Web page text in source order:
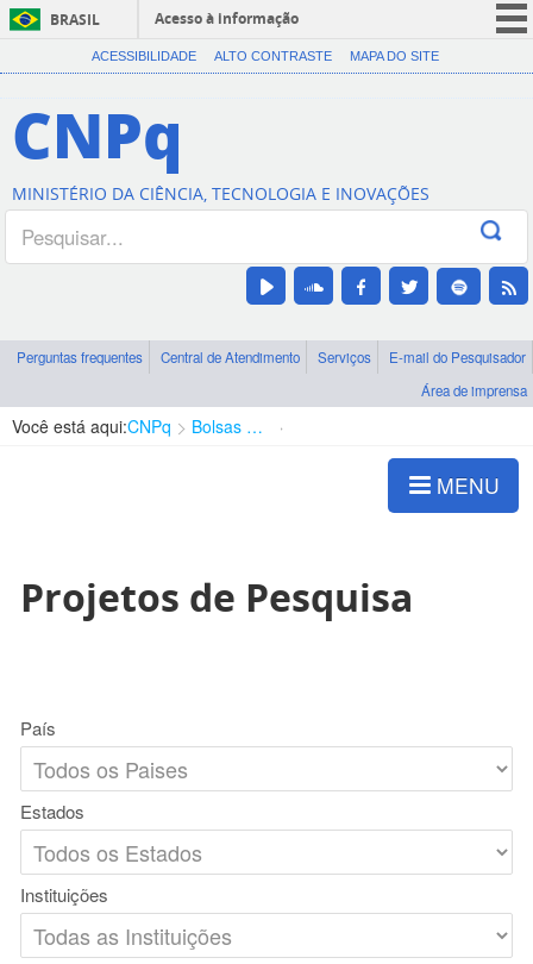
BRASIL
Acesso à informação
CORONAVÍRUS (COVID-19)
Canais
ACESSIBILIDADE ALTO CONTRASTE MAPA DO SITE
CNPq
MINISTÉRIO DA CIÊNCIA, TECNOLOGIA E INOVAÇÕES
Perguntas frequentes Central de Atendimento Serviços
E-mail do Pesquisador
Área de imprensa
Você está aqui:CNPq Bolsas e Auxílios Vigentes
MENU
Projetos de Pesquisa
País
Estados
Instituições